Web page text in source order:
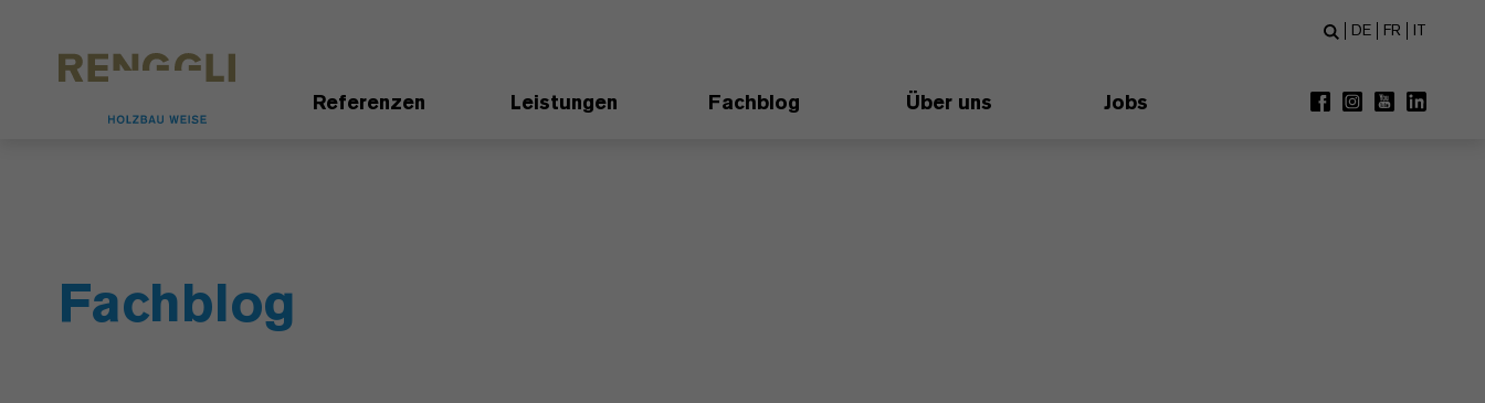
Referenzen Leistungen Fachblog Über uns Jobs
DE FR IT
Fachblog